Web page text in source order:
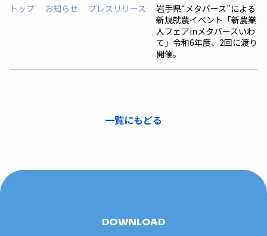
トップ お知らせ プレスリリース
岩手県“メタバース”による
新規就農イベント「新農業
人フェアinメタバースいわ
て」令和6年度、2回に渡り
開催。
一覧にもどる
DOWNLOAD